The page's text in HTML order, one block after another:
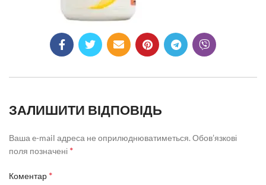
ЗАЛИШИТИ ВІДПОВІДЬ
Ваша e-mail адреса не оприлюднюватиметься. Обов’язкові
поля позначені *
Коментар *